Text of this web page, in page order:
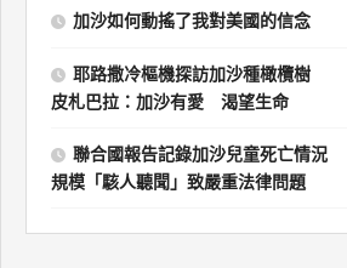
加沙如何動搖了我對美國的信念
耶路撒冷樞機探訪加沙種橄欖樹
皮札巴拉：加沙有愛 渴望生命
聯合國報告記錄加沙兒童死亡情況
規模「駭人聽聞」致嚴重法律問題